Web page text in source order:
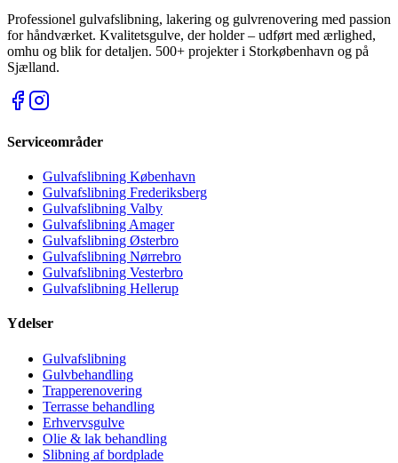
Professionel gulvafslibning, lakering og gulvrenovering med passion
for håndværket. Kvalitetsgulve, der holder – udført med ærlighed,
omhu og blik for detaljen. 500+ projekter i Storkøbenhavn og på
Sjælland.
Serviceområder
Gulvafslibning København
Gulvafslibning Frederiksberg
Gulvafslibning Valby
Gulvafslibning Amager
Gulvafslibning Østerbro
Gulvafslibning Nørrebro
Gulvafslibning Vesterbro
Gulvafslibning Hellerup
Ydelser
Gulvafslibning
Gulvbehandling
Trapperenovering
Terrasse behandling
Erhvervsgulve
Olie & lak behandling
Slibning af bordplade